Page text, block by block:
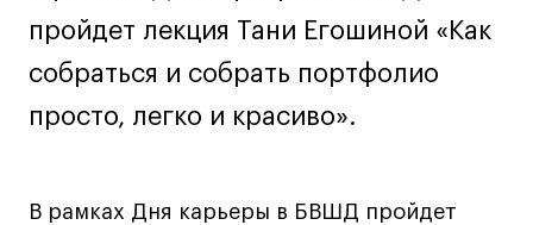
Навыки предпринимателя и управленца
Онлайн
Очно + онлайн
пройдет лекция Тани Егошиной «Как
собраться и собрать портфолио
просто, легко и красиво».
В рамках Дня карьеры в БВШД пройдет